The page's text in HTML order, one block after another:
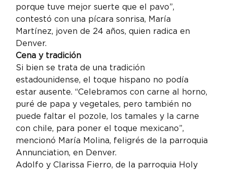
porque tuve mejor suerte que el pavo”,
contestó con una pícara sonrisa, María
Martínez, joven de 24 años, quien radica en
Denver.
Cena y tradición
Si bien se trata de una tradición
estadounidense, el toque hispano no podía
estar ausente. “Celebramos con carne al horno,
puré de papa y vegetales, pero también no
puede faltar el pozole, los tamales y la carne
con chile, para poner el toque mexicano”,
mencionó María Molina, feligrés de la parroquia
Annunciation, en Denver.
Adolfo y Clarissa Fierro, de la parroquia Holy